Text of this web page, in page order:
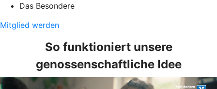
Das Besondere
Mitglied werden
So funktioniert unsere
genossenschaftliche Idee